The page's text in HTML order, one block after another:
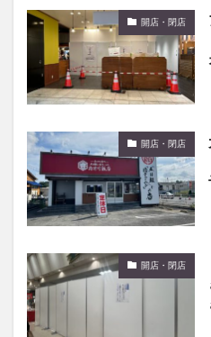
開店・閉店
開店・閉店
開店・閉店